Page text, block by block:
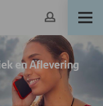
en Aflevering